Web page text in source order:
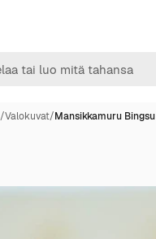
/Valokuvat/Mansikkamuru Bingsu